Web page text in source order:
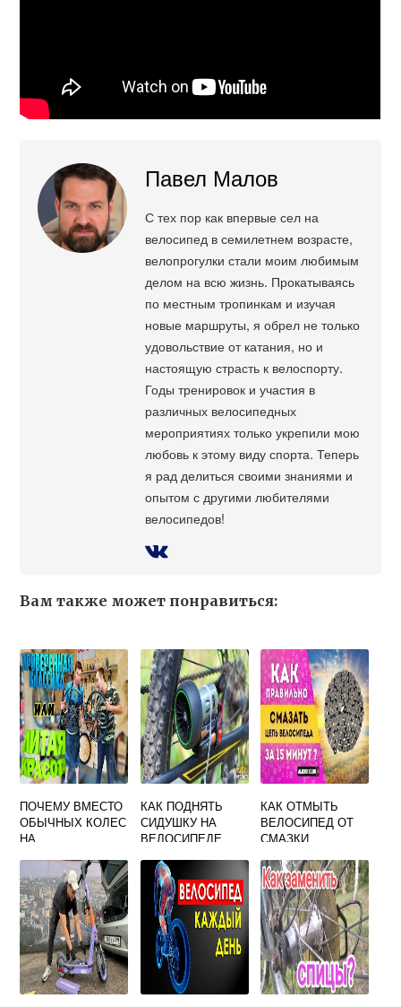
Павел Малов
С тех пор как впервые сел на
велосипед в семилетнем возрасте,
велопрогулки стали моим любимым
делом на всю жизнь. Прокатываясь
по местным тропинкам и изучая
новые маршруты, я обрел не только
удовольствие от катания, но и
настоящую страсть к велоспорту.
Годы тренировок и участия в
различных велосипедных
мероприятиях только укрепили мою
любовь к этому виду спорта. Теперь
я рад делиться своими знаниями и
опытом с другими любителями
велосипедов!
Вам также может понравиться:
ПОЧЕМУ ВМЕСТО
ОБЫЧНЫХ КОЛЕС
НА
ГОНЩИКОВ
УСТАНАВЛИВАЮТ
ДИСКИ
КАК ПОДНЯТЬ
СИДУШКУ НА
ВЕЛОСИПЕДЕ
КАК ОТМЫТЬ
ВЕЛОСИПЕД ОТ
СМАЗКИ